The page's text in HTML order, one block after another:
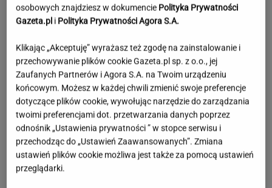
osobowych znajdziesz w dokumencie Polityka Prywatności
Gazeta.pl i Polityka Prywatności Agora S.A.
Klikając „Akceptuję” wyrażasz też zgodę na zainstalowanie i
przechowywanie plików cookie Gazeta.pl sp. z o.o., jej
Zaufanych Partnerów i Agora S.A. na Twoim urządzeniu
końcowym. Możesz w każdej chwili zmienić swoje preferencje
dotyczące plików cookie, wywołując narzędzie do zarządzania
twoimi preferencjami dot. przetwarzania danych poprzez
odnośnik „Ustawienia prywatności ” w stopce serwisu i
przechodząc do „Ustawień Zaawansowanych”. Zmiana
ustawień plików cookie możliwa jest także za pomocą ustawień
przeglądarki.